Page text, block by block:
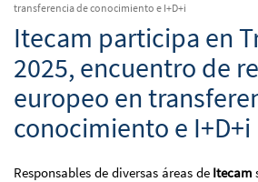
transferencia de conocimiento e I+D+i
Itecam participa en
2025, encuentro de
europeo en
conocimiento e I+D+i
Responsables de diversas áreas de Itecam